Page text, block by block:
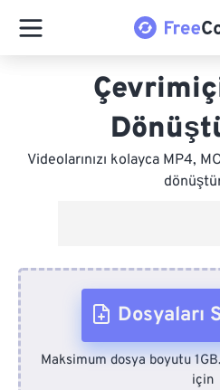
Videolarınızı kolayca MP4,
Dosyaları
Cihazdan
Maksimum dosya boyutu 1GB.
için